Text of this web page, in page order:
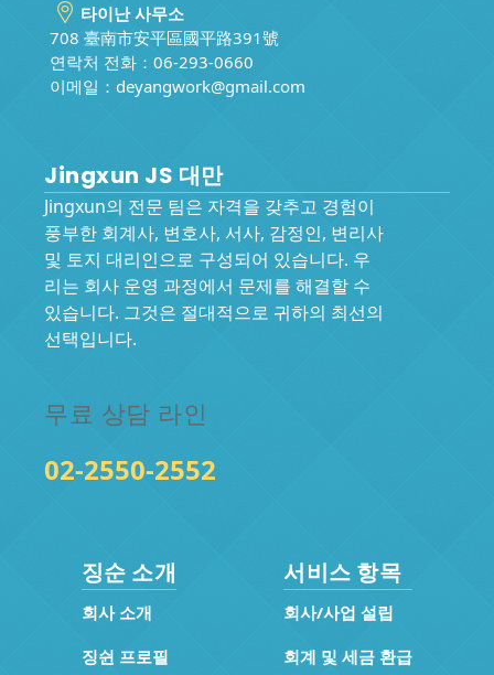
타이난 사무소
708 臺南市安平區國平路391號
연락처 전화：06-293-0660
이메일： deyangwork@gmail.com
Jingxun JS 대만
Jingxun의 전문 팀은 자격을 갖추고 경험이
풍부한 회계사, 변호사, 서사, 감정인, 변리사
및 토지 대리인으로 구성되어 있습니다. 우
리는 회사 운영 과정에서 문제를 해결할 수
있습니다. 그것은 절대적으로 귀하의 최선의
선택입니다.
무료 상담 라인
02-2550-2552
징순 소개
회사 소개
징쉰 프로필
서비스 항목
회사/사업 설립
회계 및 세금 환급